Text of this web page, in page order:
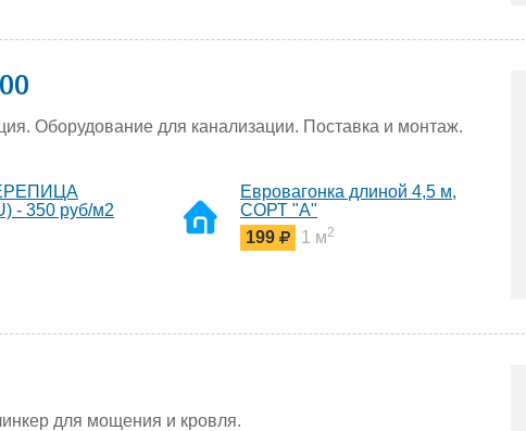
Оборудование для канализации. Поставка и монтаж.
- 350 руб/м2
Евровагонка длиной 4,5 м,
СОРТ "А"
199
1 м2
для мощения и кровля.